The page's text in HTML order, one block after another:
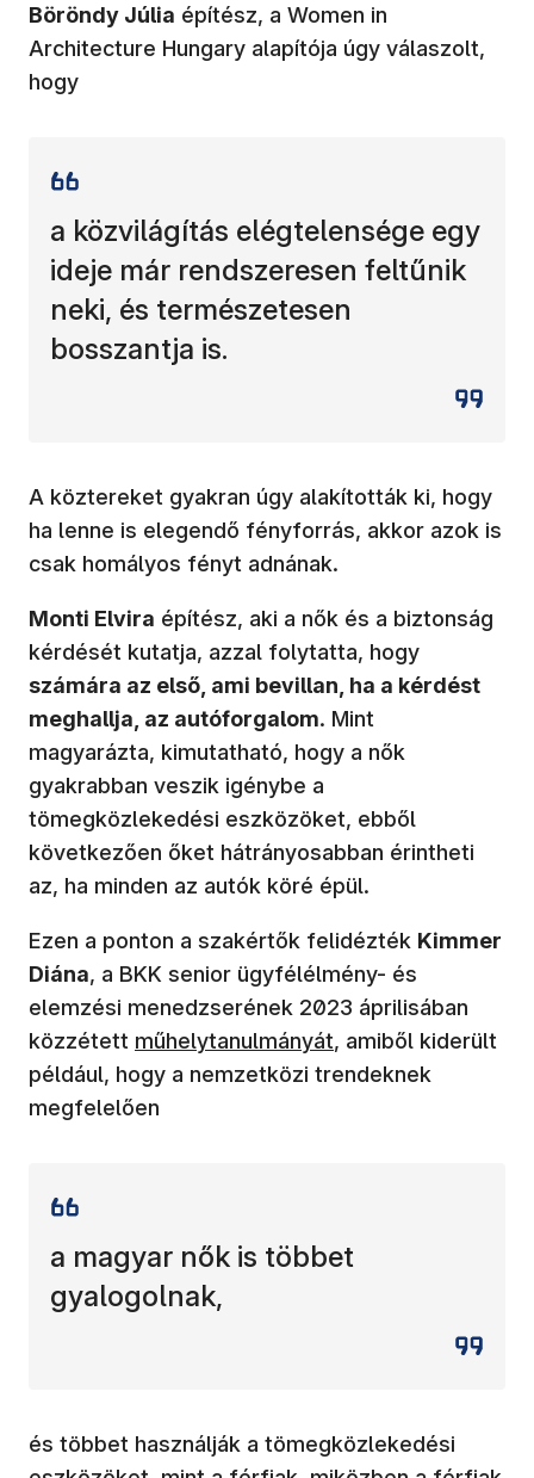
Böröndy Júlia építész, a Women in
Architecture Hungary alapítója úgy válaszolt,
hogy
a közvilágítás elégtelensége egy
ideje már rendszeresen feltűnik
neki, és természetesen
bosszantja is.
A köztereket gyakran úgy alakították ki, hogy
ha lenne is elegendő fényforrás, akkor azok is
csak homályos fényt adnának.
Monti Elvira építész, aki a nők és a biztonság
kérdését kutatja, azzal folytatta, hogy
számára az első, ami bevillan, ha a kérdést
meghallja, az autóforgalom. Mint
magyarázta, kimutatható, hogy a nők
gyakrabban veszik igénybe a
tömegközlekedési eszközöket, ebből
következően őket hátrányosabban érintheti
az, ha minden az autók köré épül.
Ezen a ponton a szakértők felidézték Kimmer
Diána, a BKK senior ügyfélélmény- és
elemzési menedzserének 2023 áprilisában
közzétett (új ablakban nyílik meg)
műhelytanulmányát, amiből kiderült
például, hogy a nemzetközi trendeknek
megfelelően
a magyar nők is többet
gyalogolnak,
és többet használják a tömegközlekedési